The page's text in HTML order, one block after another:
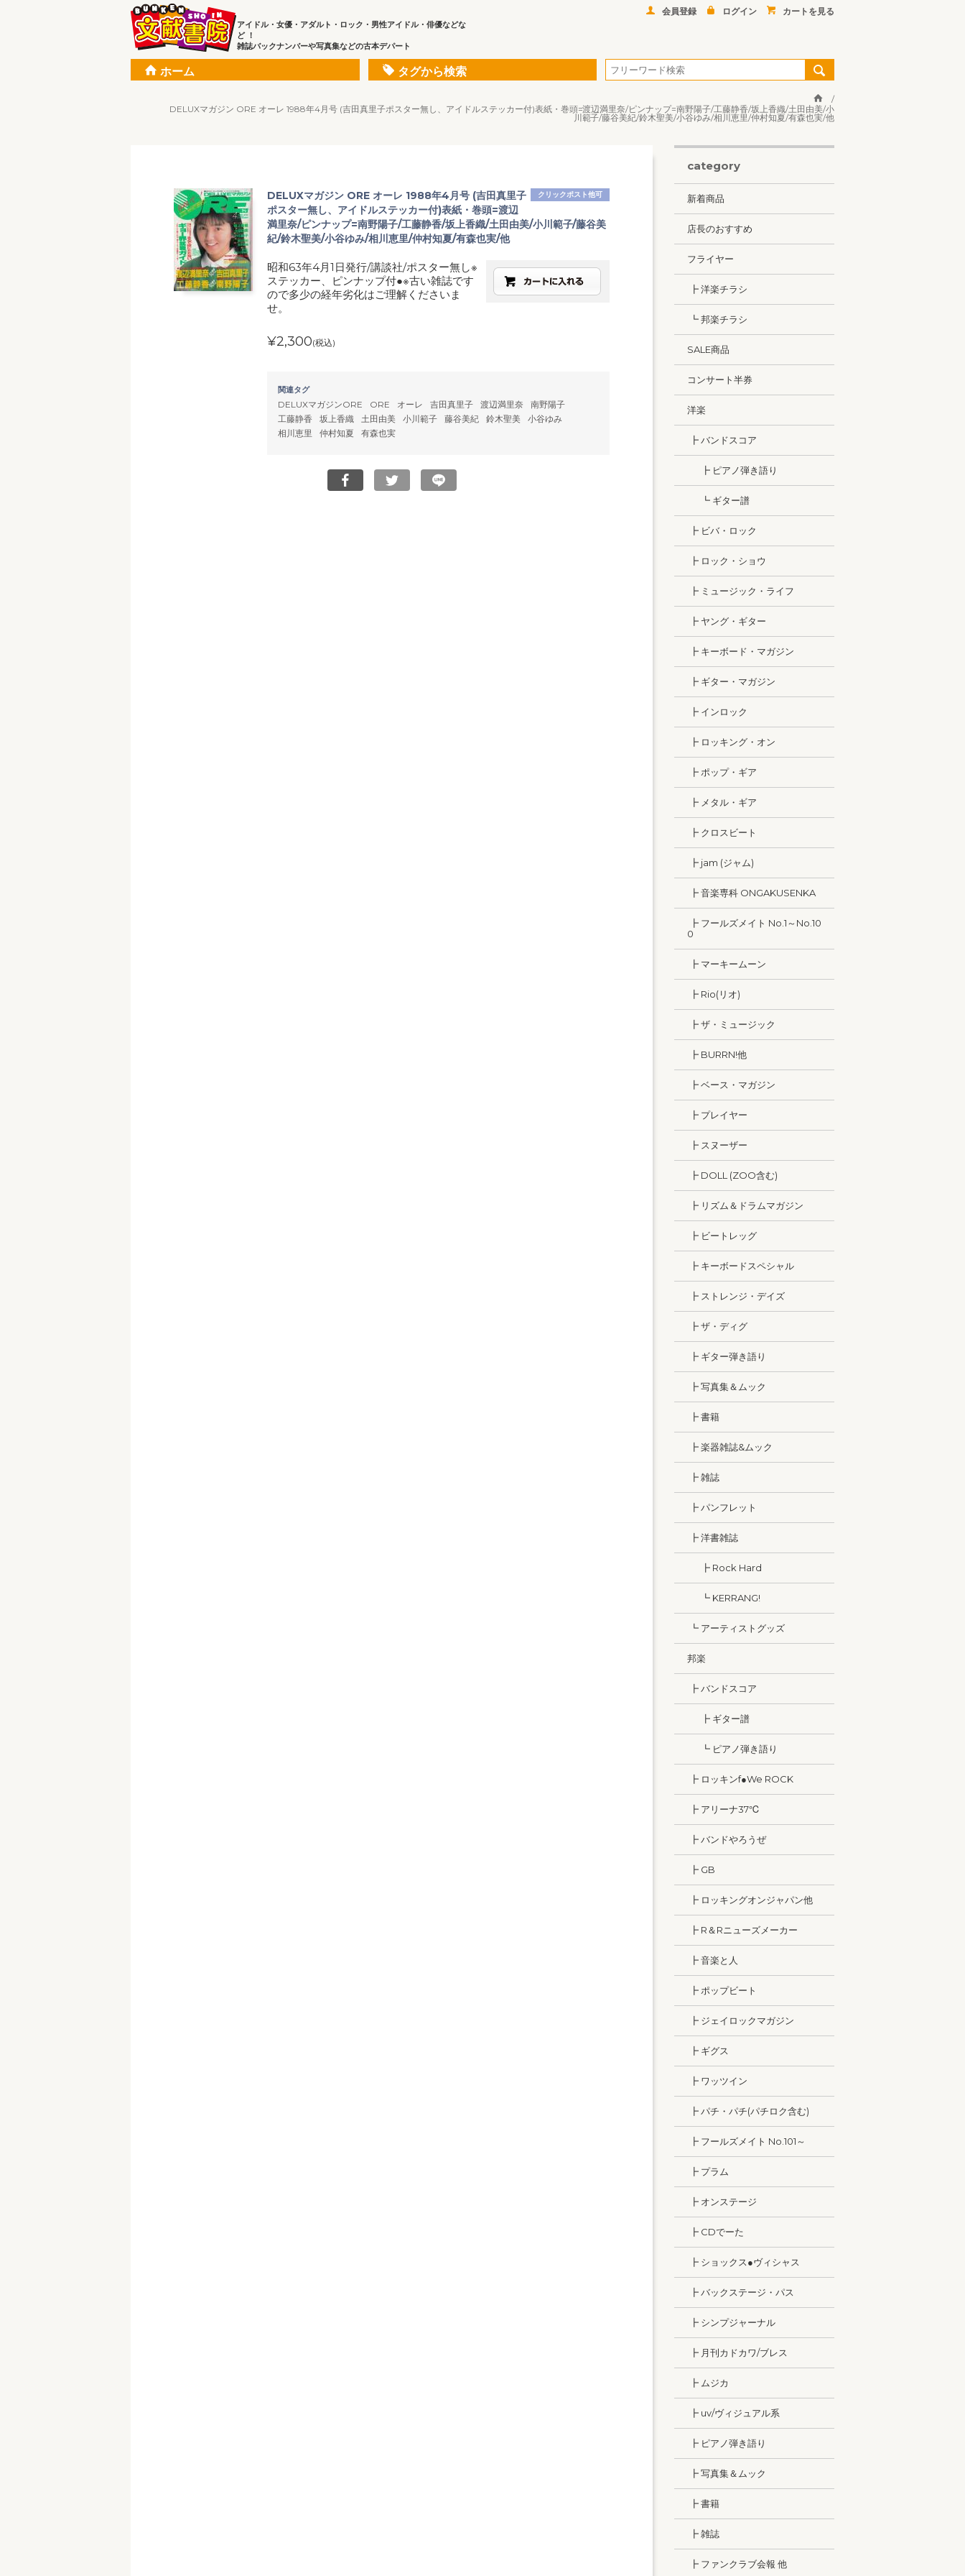
アイドル・女優・アダルト・ロック・男性アイドル・俳優などな
ど ！
雑誌バックナンバーや写真集などの古本デパート
会員登録 ログイン カートを見る
ホーム タグから検索
DELUXマガジン ORE オーレ 1988年4月号 (吉田真里子ポスター無し、アイドルステッカー付)表紙・巻頭=渡辺満里奈/ピンナップ=南野陽子/工藤静香/坂上香織/土田由美/小
川範子/藤谷美紀/鈴木聖美/小谷ゆみ/相川恵里/仲村知夏/有森也実/他
クリックポスト他可
DELUXマガジン ORE オーレ 1988年4月号 (吉田真里子
ポスター無し、アイドルステッカー付)表紙・巻頭=渡辺
満里奈/ピンナップ=南野陽子/工藤静香/坂上香織/土田由美/小川範子/藤谷美
紀/鈴木聖美/小谷ゆみ/相川恵里/仲村知夏/有森也実/他
昭和63年4月1日発行/講談社/ポスター無し※
ステッカー、ピンナップ付●※古い雑誌です
ので多少の経年劣化はご理解くださいま
せ。
¥2,300(税込)
関連タグ
DELUXマガジンORE ORE オーレ 吉田真里子 渡辺満里奈
南野陽子
工藤静香
坂上香織 土田由美 小川範子 藤谷美紀 鈴木聖美
小谷ゆみ
相川恵里
仲村知夏 有森也実
category
新着商品
店長のおすすめ
フライヤー
┣ 洋楽チラシ
┗ 邦楽チラシ
SALE商品
コンサート半券
洋楽
┣ バンドスコア
┣ ピアノ弾き語り
┗ ギター譜
┣ ビバ・ロック
┣ ロック・ショウ
┣ ミュージック・ライフ
┣ ヤング・ギター
┣ キーボード・マガジン
┣ ギター・マガジン
┣ インロック
┣ ロッキング・オン
┣ ポップ・ギア
┣ メタル・ギア
┣ クロスビート
┣ jam (ジャム)
┣ 音楽専科 ONGAKUSENKA
┣ フールズメイト No.1～No.10
0
┣ マーキームーン
┣ Rio(リオ)
┣ ザ・ミュージック
┣ BURRN!他
┣ ベース・マガジン
┣ プレイヤー
┣ スヌーザー
┣ DOLL (ZOO含む)
┣ リズム＆ドラムマガジン
┣ ビートレッグ
┣ キーボードスペシャル
┣ ストレンジ・デイズ
┣ ザ・ディグ
┣ ギター弾き語り
┣ 写真集＆ムック
┣ 書籍
┣ 楽器雑誌&ムック
┣ 雑誌
┣ パンフレット
┣ 洋書雑誌
┣ Rock Hard
┗ KERRANG!
┗ アーティストグッズ
邦楽
┣ バンドスコア
┣ ギター譜
┗ ピアノ弾き語り
┣ ロッキンf●We ROCK
┣ アリーナ37℃
┣ バンドやろうぜ
┣ GB
┣ ロッキングオンジャパン他
┣ R＆Rニューズメーカー
┣ 音楽と人
┣ ポップビート
┣ ジェイロックマガジン
┣ ギグス
┣ ワッツイン
┣ パチ・パチ(パチロク含む)
┣ フールズメイト No.101～
┣ プラム
┣ オンステージ
┣ CDでーた
┣ ショックス●ヴィシャス
┣ バックステージ・パス
┣ シンプジャーナル
┣ 月刊カドカワ/ブレス
┣ ムジカ
┣ uv/ヴィジュアル系
┣ ピアノ弾き語り
┣ 写真集＆ムック
┣ 書籍
┣ 雑誌
┣ ファンクラブ会報 他